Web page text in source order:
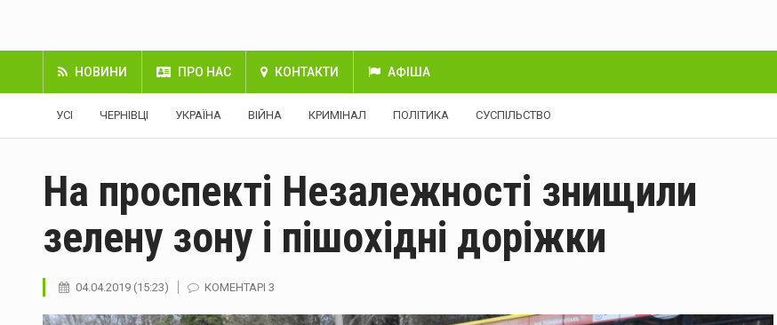
НОВИНИ ПРО НАС КОНТАКТИ АФІША
УСІ ЧЕРНІВЦІ УКРАЇНА ВІЙНА КРИМІНАЛ ПОЛІТИКА СУСПІЛЬСТВО
На проспекті Незалежності знищили
зелену зону і пішохідні доріжки
04.04.2019 (15:23) КОМЕНТАРІ 3